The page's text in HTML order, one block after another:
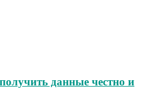
данные честно и